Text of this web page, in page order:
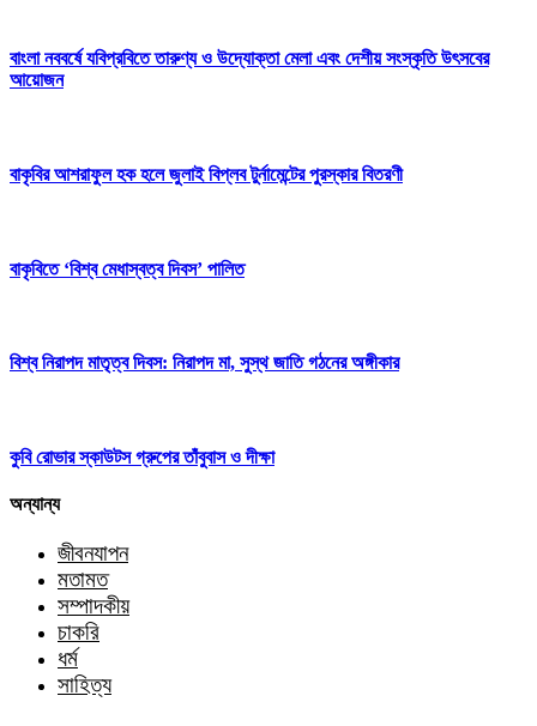
বাংলা নববর্ষে যবিপ্রবিতে তারুণ্য ও উদ্যোক্তা মেলা এবং দেশীয় সংস্কৃতি উৎসবের
আয়োজন
বাকৃবির আশরাফুল হক হলে জুলাই বিপ্লব টুর্নামেন্টের পুরস্কার বিতরণী
বাকৃবিতে ‘বিশ্ব মেধাস্বত্ব দিবস’ পালিত
বিশ্ব নিরাপদ মাতৃত্ব দিবস: নিরাপদ মা, সুস্থ জাতি গঠনের অঙ্গীকার
কুবি রোভার স্কাউটস গ্রুপের তাঁবুবাস ও দীক্ষা
অন্যান্য
জীবনযাপন
মতামত
সম্পাদকীয়
চাকরি
ধর্ম
সাহিত্য